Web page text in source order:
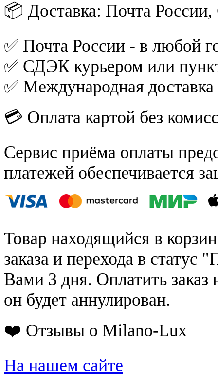
📦 Доставка: Почта
✅ Почта России - в любой
✅ СДЭК курьером или
✅ Международная
💳 Оплата картой без
Сервис приёма оплаты
платежей обеспечивается
Товар находящийся в
заказа и перехода в статус
Вами 3 дня. Оплатить заказ
он будет аннулирован.
❤️ Отзывы о Milano-Lux
На нашем сайте